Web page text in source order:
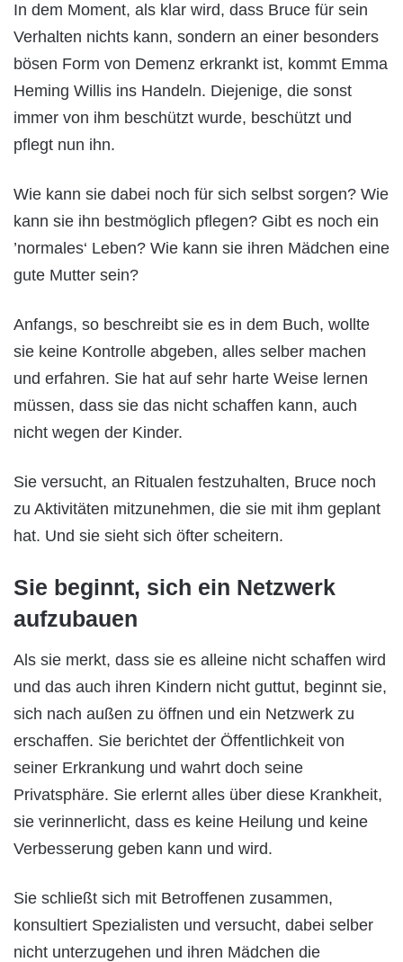
In dem Moment, als klar wird, dass Bruce für sein
Verhalten nichts kann, sondern an einer besonders
bösen Form von Demenz erkrankt ist, kommt Emma
Heming Willis ins Handeln. Diejenige, die sonst
immer von ihm beschützt wurde, beschützt und
pflegt nun ihn.
Wie kann sie dabei noch für sich selbst sorgen? Wie
kann sie ihn bestmöglich pflegen? Gibt es noch ein
’normales‘ Leben? Wie kann sie ihren Mädchen eine
gute Mutter sein?
Anfangs, so beschreibt sie es in dem Buch, wollte
sie keine Kontrolle abgeben, alles selber machen
und erfahren. Sie hat auf sehr harte Weise lernen
müssen, dass sie das nicht schaffen kann, auch
nicht wegen der Kinder.
Sie versucht, an Ritualen festzuhalten, Bruce noch
zu Aktivitäten mitzunehmen, die sie mit ihm geplant
hat. Und sie sieht sich öfter scheitern.
Sie beginnt, sich ein Netzwerk
aufzubauen
Als sie merkt, dass sie es alleine nicht schaffen wird
und das auch ihren Kindern nicht guttut, beginnt sie,
sich nach außen zu öffnen und ein Netzwerk zu
erschaffen. Sie berichtet der Öffentlichkeit von
seiner Erkrankung und wahrt doch seine
Privatsphäre. Sie erlernt alles über diese Krankheit,
sie verinnerlicht, dass es keine Heilung und keine
Verbesserung geben kann und wird.
Sie schließt sich mit Betroffenen zusammen,
konsultiert Spezialisten und versucht, dabei selber
nicht unterzugehen und ihren Mädchen die